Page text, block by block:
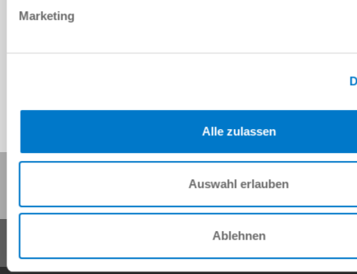
Marketing
Alle zulassen
Auswahl erlauben
Ablehnen